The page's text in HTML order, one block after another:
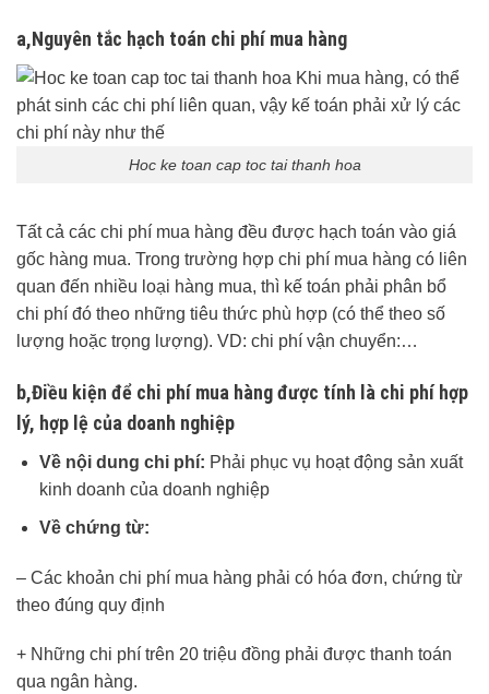
a,Nguyên tắc hạch toán chi phí mua hàng
Hoc ke toan cap toc tai thanh hoa
Tất cả các chi phí mua hàng đều được hạch toán vào giá
gốc hàng mua. Trong trường hợp chi phí mua hàng có liên
quan đến nhiều loại hàng mua, thì kế toán phải phân bổ
chi phí đó theo những tiêu thức phù hợp (có thể theo số
lượng hoặc trọng lượng). VD: chi phí vận chuyển:…
b,Điều kiện để chi phí mua hàng được tính là chi phí hợp
lý, hợp lệ của doanh nghiệp
Về nội dung chi phí: Phải phục vụ hoạt động sản xuất
kinh doanh của doanh nghiệp
Về chứng từ:
– Các khoản chi phí mua hàng phải có hóa đơn, chứng từ
theo đúng quy định
+ Những chi phí trên 20 triệu đồng phải được thanh toán
qua ngân hàng.